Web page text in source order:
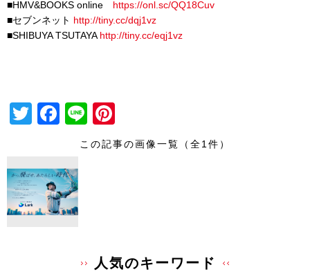
■HMV&BOOKS online https://onl.sc/QQ18Cuv
■セブンネット http://tiny.cc/dqj1vz
■SHIBUYA TSUTAYA http://tiny.cc/eqj1vz
T
er
F
e
b
Li
n
nt
この記事の画像一覧（全1件）
人気のキーワード